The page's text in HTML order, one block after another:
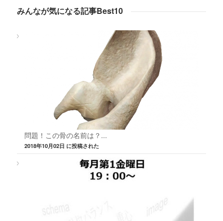
みんなが気になる記事Best10
問題！この骨の名前は？...
2018年10月02日 に投稿された